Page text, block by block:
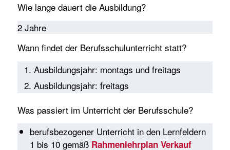
Wie lange dauert die Ausbildung?
2 Jahre
Wann findet der Berufsschulunterricht statt?
Ausbildungsjahr: montags und freitags
Ausbildungsjahr: freitags
Was passiert im Unterricht der Berufsschule?
berufsbezogener Unterricht in den Lernfeldern
1 bis 10 gemäß Rahmenlehrplan Verkauf